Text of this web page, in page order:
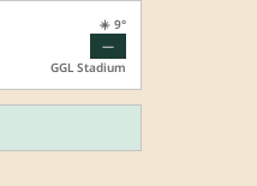
☀️ 9°
—
GGL Stadium